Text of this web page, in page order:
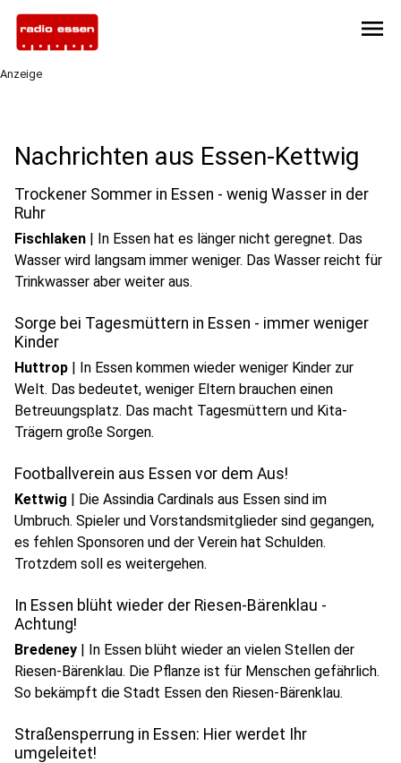
menu
Anzeige
Nachrichten aus Essen-Kettwig
Trockener Sommer in Essen - wenig Wasser in der
Ruhr
Fischlaken | In Essen hat es länger nicht geregnet. Das
Wasser wird langsam immer weniger. Das Wasser reicht für
Trinkwasser aber weiter aus.
Sorge bei Tagesmüttern in Essen - immer weniger
Kinder
Huttrop | In Essen kommen wieder weniger Kinder zur
Welt. Das bedeutet, weniger Eltern brauchen einen
Betreuungsplatz. Das macht Tagesmüttern und Kita-
Trägern große Sorgen.
Footballverein aus Essen vor dem Aus!
Kettwig | Die Assindia Cardinals aus Essen sind im
Umbruch. Spieler und Vorstandsmitglieder sind gegangen,
es fehlen Sponsoren und der Verein hat Schulden.
Trotzdem soll es weitergehen.
In Essen blüht wieder der Riesen-Bärenklau -
Achtung!
Bredeney | In Essen blüht wieder an vielen Stellen der
Riesen-Bärenklau. Die Pflanze ist für Menschen gefährlich.
So bekämpft die Stadt Essen den Riesen-Bärenklau.
Straßensperrung in Essen: Hier werdet Ihr
umgeleitet!